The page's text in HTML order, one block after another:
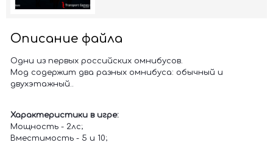
Описание файла
Одни из первых российских омнибусов.
Мод содержит два разных омнибуса: обычный и
двухэтажный..
Характеристики в игре:
Мощность - 2лс;
Вместимость - 5 и 10;